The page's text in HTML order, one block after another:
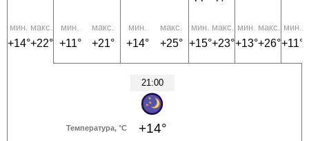
мин.
+14°
макс.
+22°
мин.
+11°
макс.
+21°
мин.
+14°
макс.
+25°
мин.
+15°
макс.
+23°
мин.
+13°
макс.
+26°
мин.
+11°
21:00
Температура, °C +14°